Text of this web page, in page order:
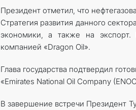
Президент отметил, что
Стратегия развития данного
экономики, а также на экспорт.
компанией «Dragon Oil».
Глава государства подтвердил
«Emirates National Oil Company
В завершение встречи Президент